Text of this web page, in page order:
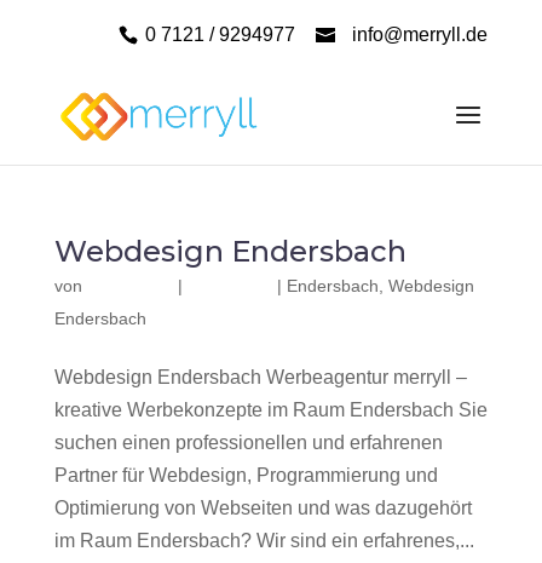
0 7121 / 9294977 info@merryll.de
Webdesign Endersbach
von | | Endersbach Webdesign
Endersbach
Webdesign Endersbach Werbeagentur merryll –
kreative Werbekonzepte im Raum Endersbach Sie
suchen einen professionellen und erfahrenen
Partner für Webdesign, Programmierung und
Optimierung von Webseiten und was dazugehört
im Raum Endersbach? Wir sind ein erfahrenes,...